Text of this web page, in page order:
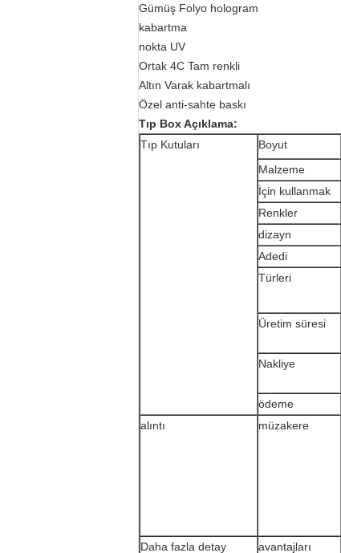
Gümüş Folyo hologram
kabartma
nokta UV
Ortak 4C Tam renkli
Altın Varak kabartmalı
Özel anti-sahte baskı
Tıp Box Açıklama:
Tıp Kutuları
Boyut
Malzeme
İçin kullanmak
Renkler
dizayn
Adedi
Türleri
Üretim süresi
Nakliye
ödeme
alıntı
müzakere
Daha fazla detay
avantajları